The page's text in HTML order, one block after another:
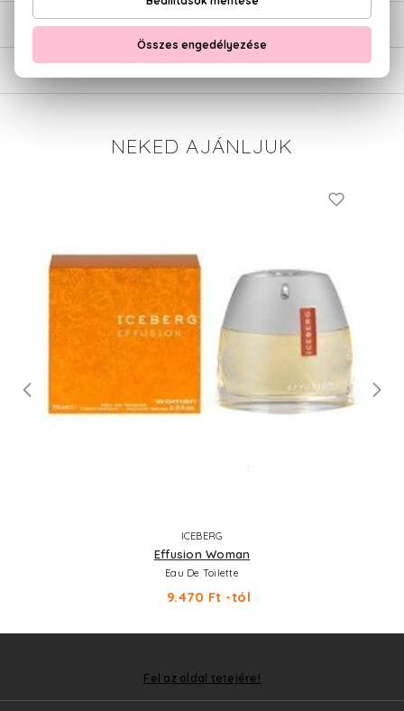
SZÁLLÍTÁS
NEKED AJÁNLJUK
ICEBERG
Effusion Woman
Eau De Toilette
9.470 Ft -tól
Fel az oldal tetejére!